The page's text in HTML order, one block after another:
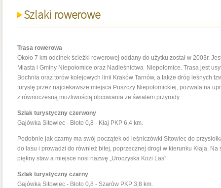
Szlaki rowerowe
Trasa rowerowa
Około 7 km odcinek ścieżki rowerowej oddany do użytku został w 2003r.
Miasta i Gminy Niepołomice oraz Nadleśnictwa Niepołomice. Trasa jest
Bochnia oraz torów kolejowych linii Kraków Tarnów, a także dróg leśnych
turystę przez najciekawsze miejsca Puszczy Niepołomickiej, pozwala na
z równoczesną możliwością obcowania ze światem przyrody.
Szlak turystyczny czerwony
Gajówka Sitowiec - Błoto 0,8 - Kłaj PKP 6,4 km.
Podobnie jak czarny ma swój początek od leśniczówki Sitowiec do
do lasu i prowadzi do również bitej, poprzecznej drogi w kierunku Kłaja.
piękny staw a miejsce nosi nazwę „Uroczyska Kozi Las”
Szlak turystyczny czarny
Gajówka Sitowiec - Błoto 0,8 - Szarów PKP 3,8 km.